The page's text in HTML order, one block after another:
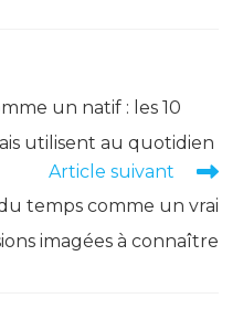
un natif : les 10
utilisent au quotidien
Article suivant
temps comme un vrai
imagées à connaître